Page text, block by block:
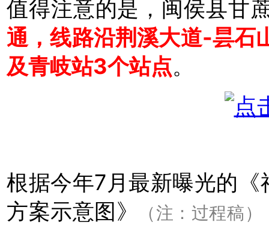
值得注意的是，闽侯县甘
通，线路沿荆溪大道-昙石
及青岐站3个站点。
根据今年7月最新曝光的
方案示意图》
（注：过程稿）